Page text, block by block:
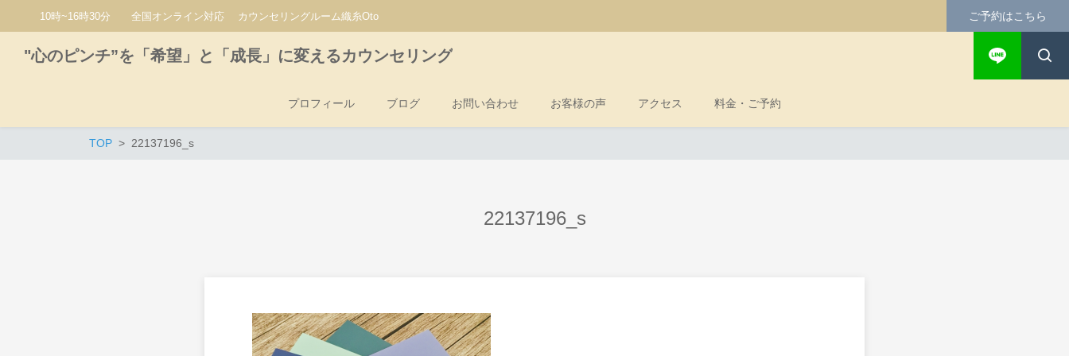
10時~16時30分 全国オンライン対応 カウンセリングルーム織糸Oto ご予約はこちら
"心のピンチ”を「希望」と「成長」に変えるカウンセリング
プロフィール ブログ お問い合わせ お客様の声 アクセス 料金・ご予約
TOP 22137196_s
22137196_s